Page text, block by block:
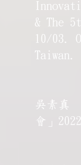
& The
10/03.
Taiwan.
吳素真
會」